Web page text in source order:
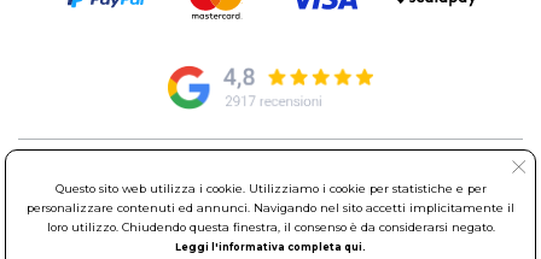
00015 Monterotondo Scalo (RM)
Partita Iva: 01586761007 - Codice Fiscale: 06634500588 Capitale
Sociale 1.600.000,00 Euro i.v. Iscritto al Registro delle Imprese di
Questo sito web utilizza i cookie. Utilizziamo i cookie per statistiche e per
personalizzare contenuti ed annunci. Navigando nel sito accetti implicitamente il
loro utilizzo. Chiudendo questa finestra, il consenso è da considerarsi negato.
Leggi l'informativa completa qui.